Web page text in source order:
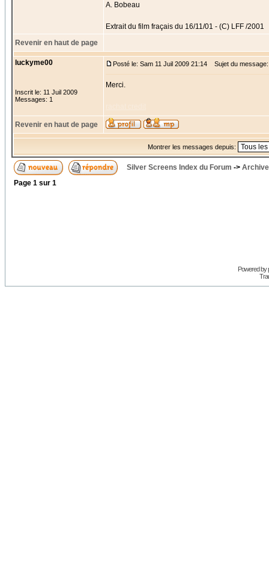
A. Bobeau
Extrait du film fraçais du 16/11/01 - (C) LFF /2001
Revenir en haut de page
luckyme00
Inscrit le: 11 Juil 2009
Messages: 1
Posté le: Sam 11 Juil 2009 21:14 Sujet du message:
Merci.
Revenir en haut de page
Montrer les messages depuis:
Silver Screens Index du Forum ->
Page 1 sur 1
Powered by